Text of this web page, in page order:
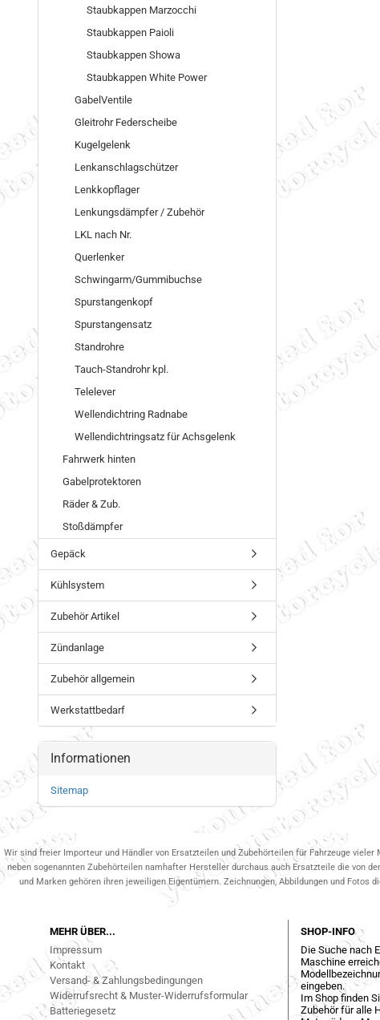
Staubkappen Marzocchi
Staubkappen Paioli
Staubkappen Showa
Staubkappen White Power
GabelVentile
Gleitrohr Federscheibe
Kugelgelenk
Lenkanschlagschützer
Lenkkopflager
Lenkungsdämpfer / Zubehör
LKL nach Nr.
Querlenker
Schwingarm/Gummibuchse
Spurstangenkopf
Spurstangensatz
Standrohre
Tauch-Standrohr kpl.
Telelever
Wellendichtring Radnabe
Wellendichtringsatz für Achsgelenk
Fahrwerk hinten
Gabelprotektoren
Räder & Zub.
Stoßdämpfer
Gepäck
Kühlsystem
Zubehör Artikel
Zündanlage
Zubehör allgemein
Werkstattbedarf
Informationen
Sitemap
Wir sind freier Importeur und Händler von Ersatzteilen und Zubehörteilen für Fahrzeuge
neben sogenannten Zubehörteilen namhafter Hersteller durchaus auch Ersatzteile die von
und Marken gehören ihren jeweiligen Eigentümern. Zeichnungen, Abbildungen und
MEHR ÜBER...
Impressum
Kontakt
Versand- & Zahlungsbedingungen
Widerrufsrecht & Muster-Widerrufsformular
Batteriegesetz
SHOP-INFO
Die Suche nach
Maschine
eingeben.
Im Shop finden
Zubehör für alle